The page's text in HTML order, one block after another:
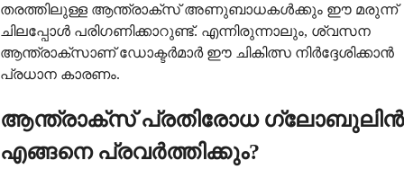
തരത്തിലുള്ള ആന്ത്രാക്സ് അണുബാധകൾക്കും ഈ മരുന്ന്
ചിലപ്പോൾ പരിഗണിക്കാറുണ്ട്. എന്നിരുന്നാലും, ശ്വസന
ആന്ത്രാക്സാണ് ഡോക്ടർമാർ ഈ ചികിത്സ നിർദ്ദേശിക്കാൻ
പ്രധാന കാരണം.
ആന്ത്രാക്സ് പ്രതിരോധ ഗ്ലോബുലിൻ
എങ്ങനെ പ്രവർത്തിക്കും?